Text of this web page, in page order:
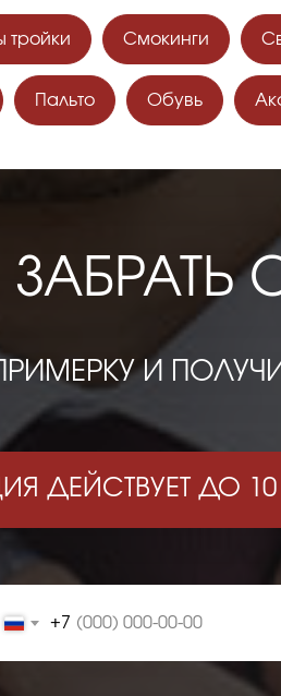
тройки Смокинги
Пальто Обувь
И
ДЕЙСТВУЕТ ДО 10
+7